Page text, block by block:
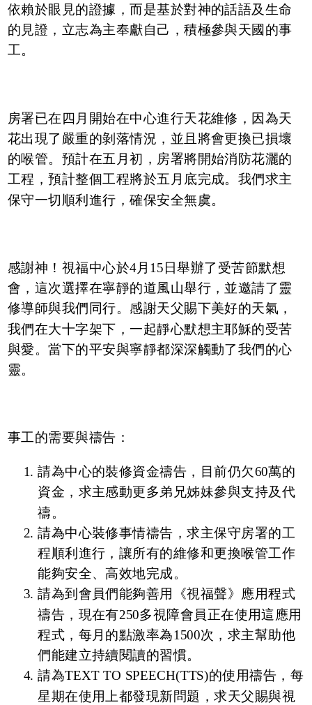
依賴於眼見的證據，而是基於對神的話語及生命
的見證，立志為主奉獻自己，積極參與天國的事
工。
房署已在四月開始在中心進行天花維修，因為天
花出現了嚴重的剝落情況，並且將會更換已損壞
的喉管。預計在五月初，房署將開始消防花灑的
工程，預計整個工程將於五月底完成。我們求主
保守一切順利進行，確保安全無虞。
感謝神！視福中心於4月15日舉辦了受苦節默想
會，這次選擇在寧靜的道風山舉行，並邀請了靈
修導師與我們同行。感謝天父賜下美好的天氣，
我們在大十字架下，一起靜心默想主耶穌的受苦
與愛。當下的平安與寧靜都深深觸動了我們的心
靈。
事工的需要與禱告：
請為中心的裝修資金禱告，目前仍欠60萬的
資金，求主感動更多弟兄姊妹參與支持及代
禱。
請為中心裝修事情禱告，求主保守房署的工
程順利進行，讓所有的維修和更換喉管工作
能夠安全、高效地完成。
請為到會員們能夠善用《視福聲》應用程式
禱告，現在有250多視障會員正在使用這應用
程式，每月的點激率為1500次，求主幫助他
們能建立持續閱讀的習慣。
請為TEXT TO SPEECH(TTS)的使用禱告，每
星期在使用上都發現新問題，求天父賜與視